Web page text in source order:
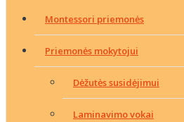
Montessori priemonės
Priemonės mokytojui
Dėžutės susidėjimui
Laminavimo vokai